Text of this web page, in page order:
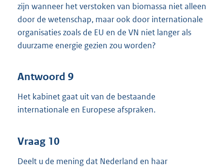
zijn wanneer het verstoken van biomassa niet alleen
door de wetenschap, maar ook door internationale
organisaties zoals de EU en de VN niet langer als
duurzame energie gezien zou worden?
Antwoord 9
Het kabinet gaat uit van de bestaande
internationale en Europese afspraken.
Vraag 10
Deelt u de mening dat Nederland en haar